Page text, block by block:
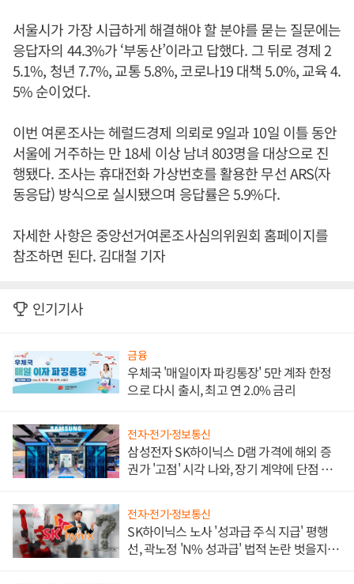
서울시가 가장 시급하게 해결해야 할 분야를 묻는 질문에는
응답자의 44.3%가 ‘부동산’이라고 답했다. 그 뒤로 경제 2
5.1%, 청년 7.7%, 교통 5.8%, 코로나19 대책 5.0%, 교육 4.
5% 순이었다.
이번 여론조사는 헤럴드경제 의뢰로 9일과 10일 이틀 동안
서울에 거주하는 만 18세 이상 남녀 803명을 대상으로 진
행됐다. 조사는 휴대전화 가상번호를 활용한 무선 ARS(자
동응답) 방식으로 실시됐으며 응답률은 5.9%다.
자세한 사항은 중앙선거여론조사심의위원회 홈페이지를
참조하면 된다. 김대철 기자
인기기사
금융
우체국 '매일이자 파킹통장' 5만 계좌 한정
으로 다시 출시, 최고 연 2.0% 금리
전자·전기·정보통신
삼성전자 SK하이닉스 D램 가격에 해외 증
권가 '고점' 시각 나와, 장기 계약에 단점 부
전자·전기·정보통신
SK하이닉스 노사 '성과급 주식 지급' 평행
선, 곽노정 'N% 성과급' 법적 논란 벗을지 주